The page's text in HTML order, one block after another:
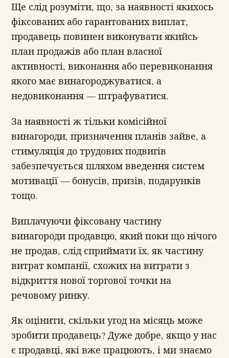
Ще слід розуміти, що, за наявності якихось
фіксованих або гарантованих виплат,
продавець повинен виконувати якийсь
план продажів або план власної
активності, виконання або перевиконання
якого має винагороджуватися, а
недовиконання — штрафуватися.
За наявності ж тільки комісійної
винагороди, призначення планів зайве, а
стимуляція до трудових подвигів
забезпечується шляхом введення систем
мотивації — бонусів, призів, подарунків
тощо.
Виплачуючи фіксовану частину
винагороди продавцю, який поки що нічого
не продав, слід сприймати їх, як частину
витрат компанії, схожих на витрати з
відкриття нової торгової точки на
речовому ринку.
Як оцінити, скільки угод на місяць може
зробити продавець? Дуже добре, якщо у нас
є продавці, які вже працюють, і ми знаємо